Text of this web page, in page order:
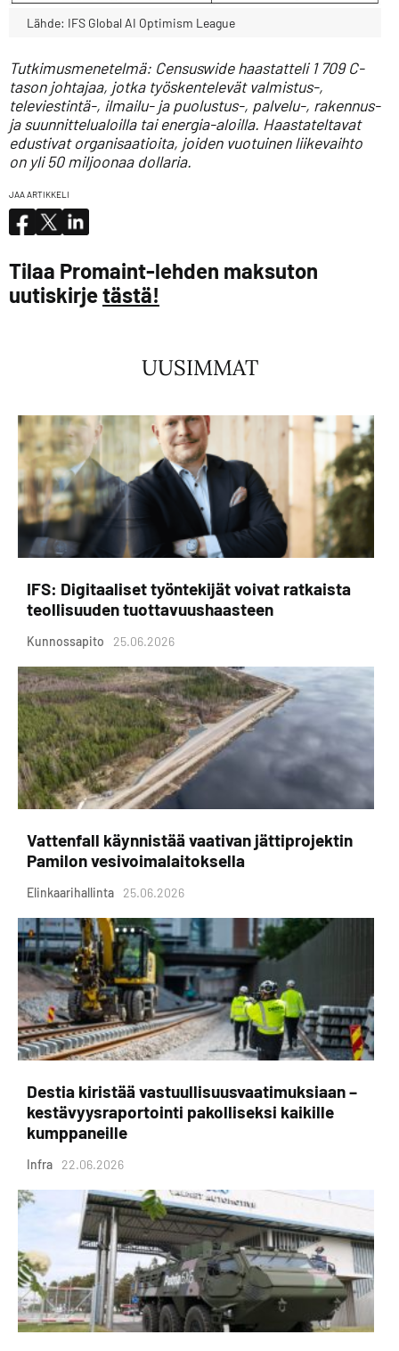
Lähde: IFS Global AI Optimism League
Tutkimusmenetelmä: Censuswide haastatteli 1 709 C-
tason johtajaa, jotka työskentelevät valmistus-,
televiestintä-, ilmailu- ja puolustus-, palvelu-, rakennus-
ja suunnittelualoilla tai energia-aloilla. Haastateltavat
edustivat organisaatioita, joiden vuotuinen liikevaihto
on yli 50 miljoonaa dollaria.
JAA ARTIKKELI
Tilaa Promaint-lehden maksuton
uutiskirjetästä!
UUSIMMAT
IFS: Digitaaliset työntekijät voivat ratkaista
teollisuuden tuottavuushaasteen
Kunnossapito 25.06.2026
Vattenfall käynnistää vaativan jättiprojektin
Pamilon vesivoimalaitoksella
Elinkaarihallinta 25.06.2026
Destia kiristää vastuullisuusvaatimuksiaan –
kestävyysraportointi pakolliseksi kaikille
kumppaneille
Infra 22.06.2026